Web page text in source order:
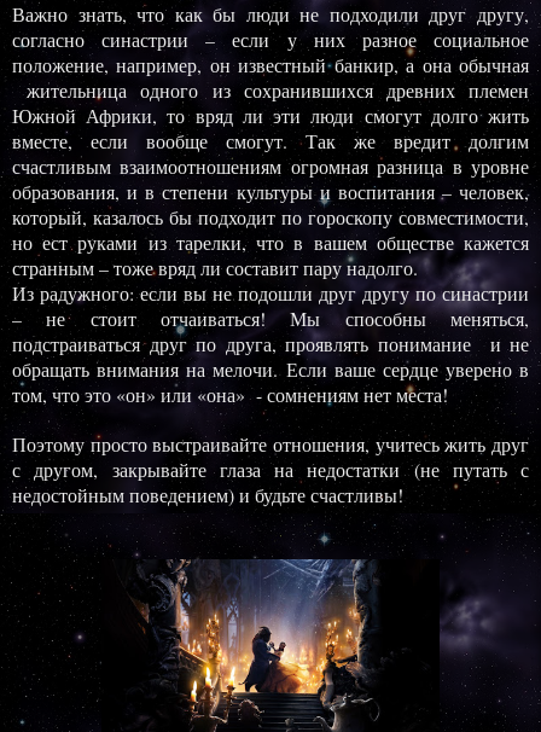
Важно знать, что как бы люди не подходили друг другу,
согласно синастрии – если у них разное социальное
положение, например, он известный банкир, а она обычная
жительница одного из сохранившихся древних племен
Южной Африки, то вряд ли эти люди смогут долго жить
вместе, если вообще смогут. Так же вредит долгим
счастливым взаимоотношениям огромная разница в уровне
образования, и в степени культуры и воспитания – человек,
который, казалось бы подходит по гороскопу совместимости,
но ест руками из тарелки, что в вашем обществе кажется
странным – тоже вряд ли составит пару надолго.
Из радужного: если вы не подошли друг другу по синастрии
– не стоит отчаиваться! Мы способны меняться,
подстраиваться друг по друга, проявлять понимание и не
обращать внимания на мелочи. Если ваше сердце уверено в
том, что это «он» или «она» - сомнениям нет места!
Поэтому просто выстраивайте отношения, учитесь жить друг
с другом, закрывайте глаза на недостатки (не путать с
недостойным поведением) и будьте счастливы!